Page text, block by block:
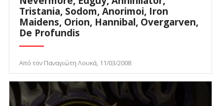
Tristania, Sodom, Anorimoi, Iron
Maidens, Orion, Hannibal, Overgarven,
De Profundis
Από τον Παναγιώτη Λουκά, 11/03/2008